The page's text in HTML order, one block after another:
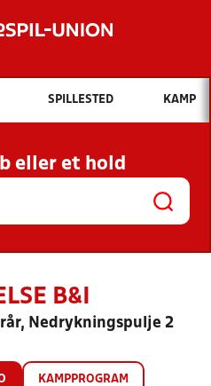
Hvad vil du søge efter?
INDHOLD OG NYHEDER
KLUBBER OG
SPILLESTED KAMP
eller et hold
B&I
Nedrykningspulje 2
KAMPPROGRAM